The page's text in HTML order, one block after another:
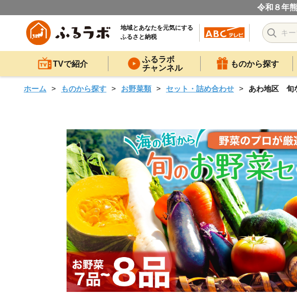
令和８年
地域とあなたを元気にする
ふるさと納税
TVで紹介
ふるラボ
チャンネル
ものから探す
ホーム ものから探す お野菜類 セット・詰め合わせ あわ地区 旬